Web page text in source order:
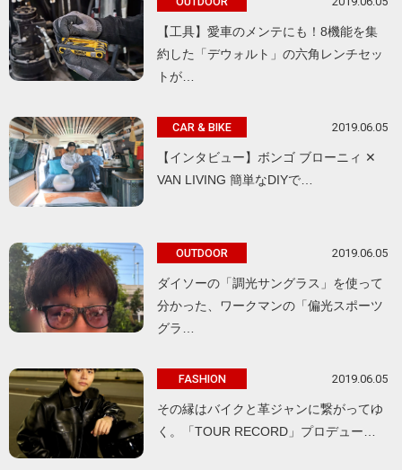
【工具】愛車のメンテにも！8機能を集
約した「デウォルト」の六角レンチセッ
トが…
CAR & BIKE 2019.06.05
【インタビュー】ボンゴ ブローニィ ✕
VAN LIVING 簡単なDIYで…
OUTDOOR 2019.06.05
ダイソーの「調光サングラス」を使って
分かった、ワークマンの「偏光スポーツ
グラ…
FASHION 2019.06.05
その縁はバイクと革ジャンに繋がってゆ
く。「TOUR RECORD」プロデュー…